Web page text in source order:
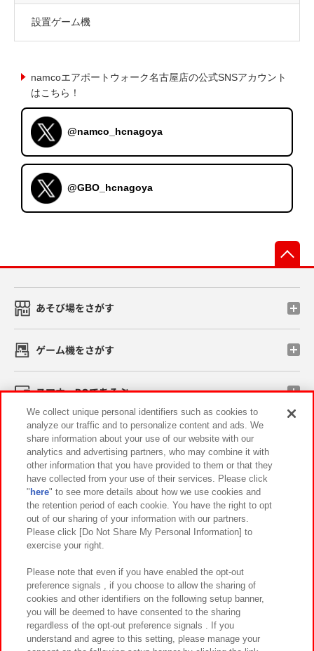
設置ゲーム機
namcoエアポートウォーク名古屋店の公式SNSアカウント
はこちら！
@namco_hcnagoya
@GBO_hcnagoya
あそび場をさがす
ゲーム機をさがす
スマホ・PCであそぶ
イベント・キャンペーン
関連会社 サステナビリティ サイトポリシー
プライバシーポリシー ウェブアクセシビリティ方針と検証結果
お取引先さまとともに
カスタマーハラスメント対応方針 よくあるご質問・お問い合わせ
We collect unique personal identifiers such as cookies to
analyze our traffic and to personalize content and ads. We
share information about your use of our website with our
analytics and advertising partners, who may combine it with
other information that you have provided to them or that they
have collected from your use of their services. Please click
" here" to see more details about how we use cookies and
the retention period of each cookie. You have the right to opt
out of our sharing of your information with our partners.
Please click [Do Not Share My Personal Information] to
exercise your right.
Please note that even if you have enabled the opt-out
preference signals , if you choose to allow the sharing of
cookies and other identifiers on the following setup banner,
you will be deemed to have consented to the sharing
regardless of the opt-out preference signals . If you
understand and agree to this setting, please manage your